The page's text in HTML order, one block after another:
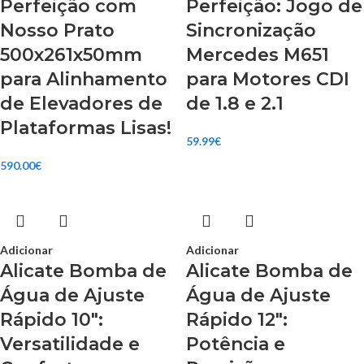
Perfeição com
Nosso Prato
500x261x50mm
para Alinhamento
de Elevadores de
Plataformas Lisas!
590.00€
Perfeição: Jogo de
Sincronização
Mercedes M651
para Motores CDI
de 1.8 e 2.1
59.99€
Adicionar
Alicate Bomba de
Água de Ajuste
Rápido 10″:
Versatilidade e
Adicionar
Alicate Bomba de
Água de Ajuste
Rápido 12″:
Potência e